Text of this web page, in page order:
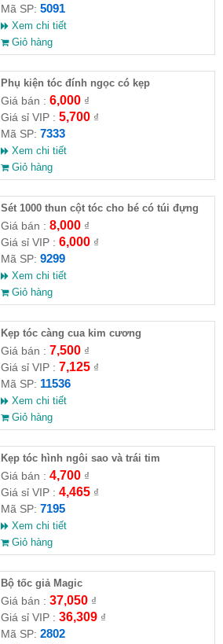
Mã SP: 5091
Xem chi tiết
Giỏ hàng
Phụ kiện tóc đính ngọc có kẹp
Giá bán : 6,000₫
Giá sỉ VIP : 5,700₫
Mã SP: 7333
Xem chi tiết
Giỏ hàng
Sét 1000 thun cột tóc cho bé có túi đựng
Giá bán : 8,000₫
Giá sỉ VIP : 6,000₫
Mã SP: 9299
Xem chi tiết
Giỏ hàng
Kẹp tóc càng cua kim cương
Giá bán : 7,500₫
Giá sỉ VIP : 7,125₫
Mã SP: 11536
Xem chi tiết
Giỏ hàng
Kẹp tóc hình ngôi sao và trái tim
Giá bán : 4,700₫
Giá sỉ VIP : 4,465₫
Mã SP: 7195
Xem chi tiết
Giỏ hàng
Bộ tốc giả Magic
Giá bán : 37,050₫
Giá sỉ VIP : 36,309₫
Mã SP: 2802